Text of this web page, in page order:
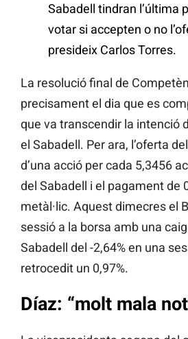
Sabadell tindran l’última
votar si accepten o no
presideix Carlos Torres.
La resolució final de
precisament el dia que es
que va transcendir la intenció
el Sabadell. Per ara, l’oferta
d’una acció per cada 5,3456
del Sabadell i el pagament de
metàl·lic. Aquest dimecres el
sessió a la borsa amb una
Sabadell del -2,64% en una
retrocedit un 0,97%.
Díaz: “molt mala